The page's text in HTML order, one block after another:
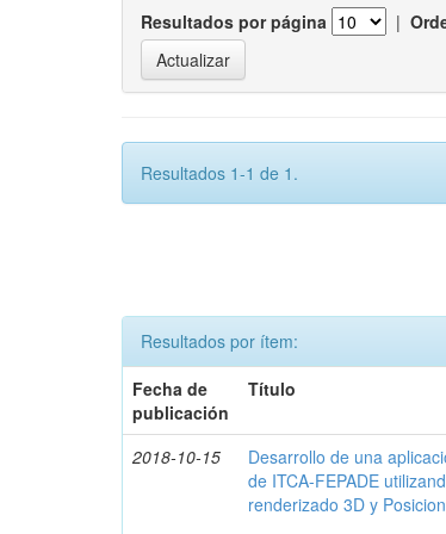
Resultados por página |
Resultados 1-1 de 1.
Resultados por ítem:
Fecha de
publicación
Título
2018-10-15
Desarrollo de una
de ITCA-FEPADE
renderizado 3D y